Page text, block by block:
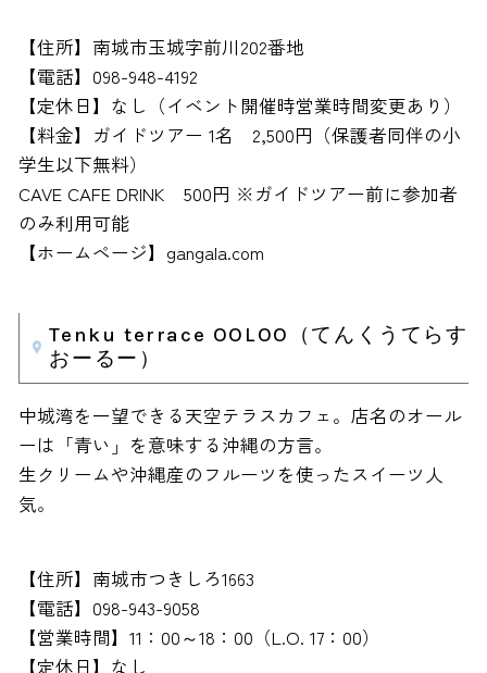
【住所】南城市玉城字前川202番地
【電話】098-948-4192
【定休日】なし（イベント開催時営業時間変更あり）
【料金】ガイドツアー 1名 2,500円（保護者同伴の小
学生以下無料）
CAVE CAFE DRINK 500円 ※ガイドツアー前に参加者
のみ利用可能
【ホームページ】gangala.com
Tenku terrace OOLOO（てんくうてらす
おーるー）
中城湾を一望できる天空テラスカフェ。店名のオール
ーは「青い」を意味する沖縄の方言。
生クリームや沖縄産のフルーツを使ったスイーツ人
気。
【住所】南城市つきしろ1663
【電話】098-943-9058
【営業時間】11：00～18：00（L.O. 17：00）
【定休日】なし